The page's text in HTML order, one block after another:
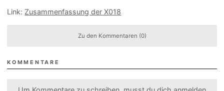
Link: Zusammenfassung der X018
Zu den Kommentaren (0)
KOMMENTARE